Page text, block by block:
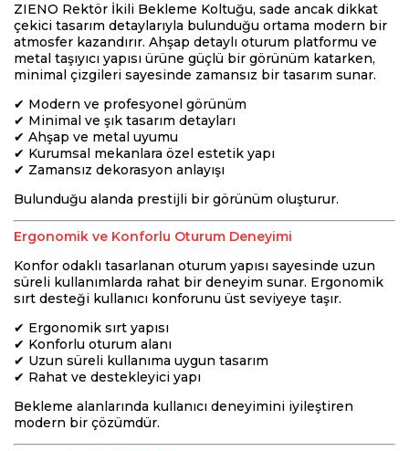
ZIENO Rektör İkili Bekleme Koltuğu, sade ancak dikkat
çekici tasarım detaylarıyla bulunduğu ortama modern bir
atmosfer kazandırır. Ahşap detaylı oturum platformu ve
metal taşıyıcı yapısı ürüne güçlü bir görünüm katarken,
minimal çizgileri sayesinde zamansız bir tasarım sunar.
✔ Modern ve profesyonel görünüm
✔ Minimal ve şık tasarım detayları
✔ Ahşap ve metal uyumu
✔ Kurumsal mekanlara özel estetik yapı
✔ Zamansız dekorasyon anlayışı
Bulunduğu alanda prestijli bir görünüm oluşturur.
Ergonomik ve Konforlu Oturum Deneyimi
Konfor odaklı tasarlanan oturum yapısı sayesinde uzun
süreli kullanımlarda rahat bir deneyim sunar. Ergonomik
sırt desteği kullanıcı konforunu üst seviyeye taşır.
✔ Ergonomik sırt yapısı
✔ Konforlu oturum alanı
✔ Uzun süreli kullanıma uygun tasarım
✔ Rahat ve destekleyici yapı
Bekleme alanlarında kullanıcı deneyimini iyileştiren
modern bir çözümdür.